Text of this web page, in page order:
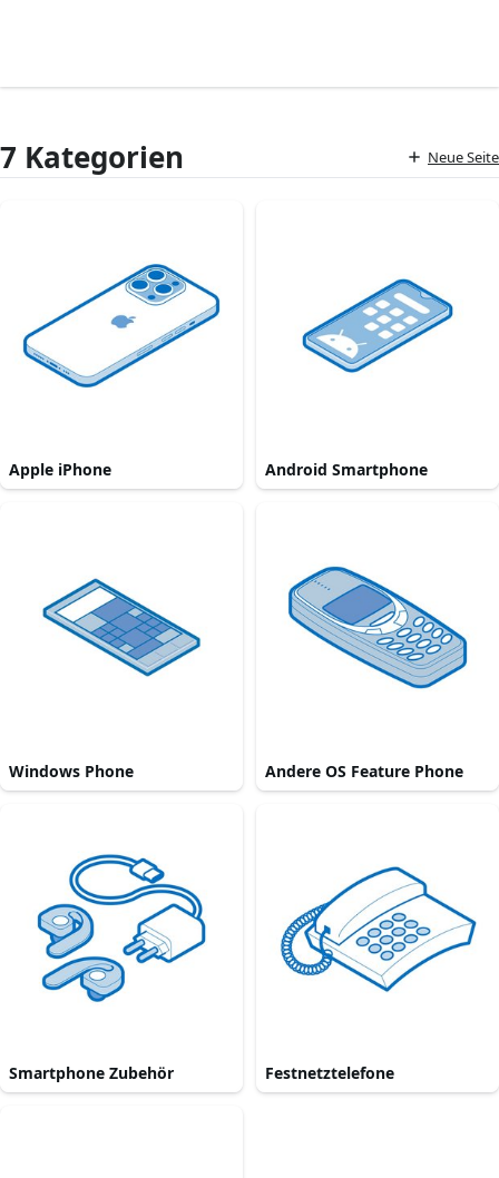
7 Kategorien Neue Seite
Apple iPhone Android Smartphone
Windows Phone Andere OS Feature Phone
Smartphone Zubehör Festnetztelefone